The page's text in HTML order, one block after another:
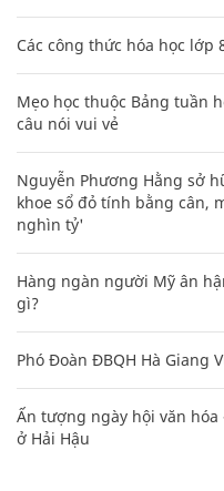
Các công thức hóa học lớp
Mẹo học thuộc Bảng tuần
câu nói vui vẻ
Nguyễn Phương Hằng sở
khoe sổ đỏ tính bằng cân,
nghìn tỷ'
Hàng ngàn người Mỹ ân
gì?
Phó Đoàn ĐBQH Hà Giang
Ấn tượng ngày hội văn
ở Hải Hậu